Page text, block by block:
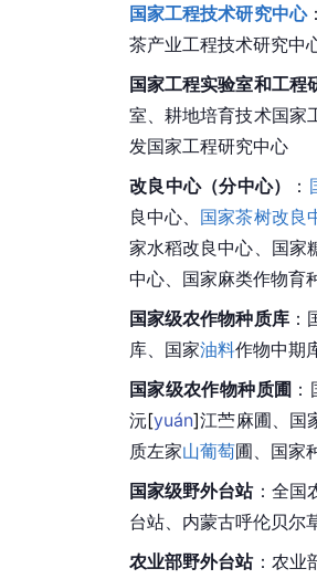
国家工程技术研究中心
茶产业工程技术研究中
国家工程实验室和工程
室、耕地培育技术国家
发国家工程研究中心
改良中心（分中心）
：
良中心、 国家茶树改良
家水稻改良中心、国家
中心、国家麻类作物育
国家级农作物种质库：
库、国家油料作物中期
国家级农作物种质圃
沅[yuán]江苎麻圃、国
质左家山葡萄圃、国家
国家级野外台站：全国
台站、 内蒙古呼伦贝尔
农业部野外台站：农业